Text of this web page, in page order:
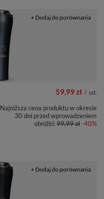
59,99 zł / szt.
Najniższa cena produktu w okresie
30 dni przed wprowadzeniem
obniżki:99,99 zł-40%
+ Dodaj do porównania
+ Dodaj do porównania